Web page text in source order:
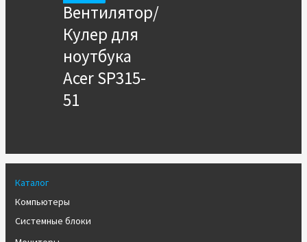
Каталог
Компьютеры
Системные блоки
Вентилятор/
Кулер для
ноутбука
Acer SP315-
51